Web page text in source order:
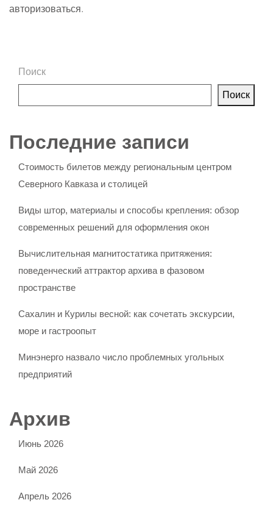
авторизоваться.
Поиск
Поиск
Последние записи
Стоимость билетов между региональным центром
Северного Кавказа и столицей
Виды штор, материалы и способы крепления: обзор
современных решений для оформления окон
Вычислительная магнитостатика притяжения:
поведенческий аттрактор архива в фазовом
пространстве
Сахалин и Курилы весной: как сочетать экскурсии,
море и гастроопыт
Минэнерго назвало число проблемных угольных
предприятий
Архив
Июнь 2026
Май 2026
Апрель 2026